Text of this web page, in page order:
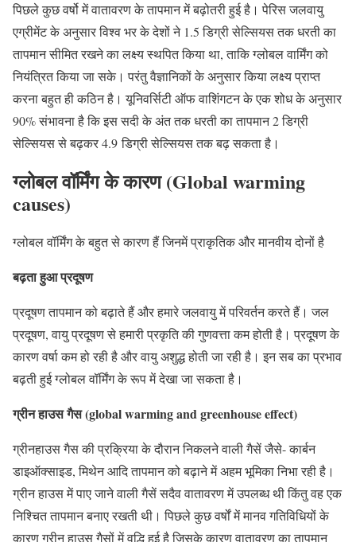
पिछले कुछ वर्षो में वातावरण के तापमान में बढ़ोतरी हुई है। पेरिस जलवायु
एग्रीमेंट के अनुसार विश्व भर के देशों ने 1.5 डिग्री सेल्सियस तक धरती का
तापमान सीमित रखने का लक्ष्य स्थपित किया था, ताकि ग्लोबल वार्मिंग को
नियंत्रित किया जा सके। परंतु वैज्ञानिकों के अनुसार किया लक्ष्य प्राप्त
करना बहुत ही कठिन है। यूनिवर्सिटी ऑफ वाशिंगटन के एक शोध के अनुसार
90% संभावना है कि इस सदी के अंत तक धरती का तापमान 2 डिग्री
सेल्सियस से बढ़कर 4.9 डिग्री सेल्सियस तक बढ़ सकता है।
ग्लोबल वॉर्मिंग के कारण (Global warming
causes)
ग्लोबल वॉर्मिंग के बहुत से कारण हैं जिनमें प्राकृतिक और मानवीय दोनों है
बढ़ता हुआ प्रदूषण
प्रदूषण तापमान को बढ़ाते हैं और हमारे जलवायु में परिवर्तन करते हैं। जल
प्रदूषण, वायु प्रदूषण से हमारी प्रकृति की गुणवत्ता कम होती है। प्रदूषण के
कारण वर्षा कम हो रही है और वायु अशुद्ध होती जा रही है। इन सब का प्रभाव
बढ़ती हुई ग्लोबल वॉर्मिंग के रूप में देखा जा सकता है।
ग्रीन हाउस गैस(global warming and greenhouse effect)
ग्रीनहाउस गैस की प्रक्रिया के दौरान निकलने वाली गैसें जैसे- कार्बन
डाइऑक्साइड, मिथेन आदि तापमान को बढ़ाने में अहम भूमिका निभा रही है।
ग्रीन हाउस में पाए जाने वाली गैसें सदैव वातावरण में उपलब्ध थी किंतु वह एक
निश्चित तापमान बनाए रखती थी। पिछले कुछ वर्षों में मानव गतिविधियों के
कारण ग्रीन हाउस गैसों में वृद्धि हुई है जिसके कारण वातावरण का तापमान